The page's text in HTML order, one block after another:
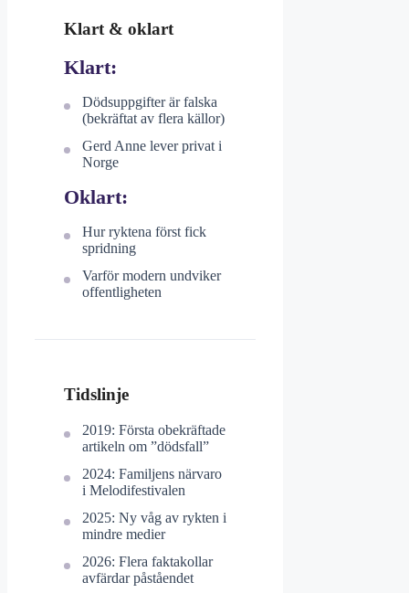
Klart & oklart
Klart:
Dödsuppgifter är falska
(bekräftat av flera källor)
Gerd Anne lever privat i
Norge
Oklart:
Hur ryktena först fick
spridning
Varför modern undviker
offentligheten
Tidslinje
2019: Första obekräftade
artikeln om ”dödsfall”
2024: Familjens närvaro
i Melodifestivalen
2025: Ny våg av rykten i
mindre medier
2026: Flera faktakollar
avfärdar påståendet